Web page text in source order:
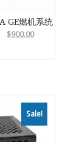
GE燃机系统
$900.00
Sale!